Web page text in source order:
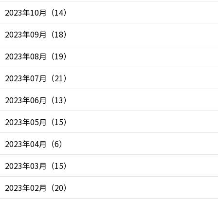
2023年10月 （14）
2023年09月 （18）
2023年08月 （19）
2023年07月 （21）
2023年06月 （13）
2023年05月 （15）
2023年04月 （6）
2023年03月 （15）
2023年02月 （20）